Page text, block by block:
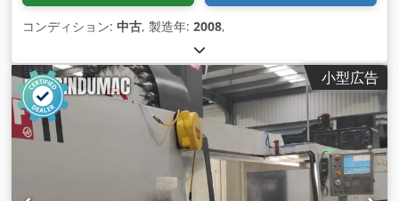
コンディション: 中古, 製造年: 2008,
小型広告